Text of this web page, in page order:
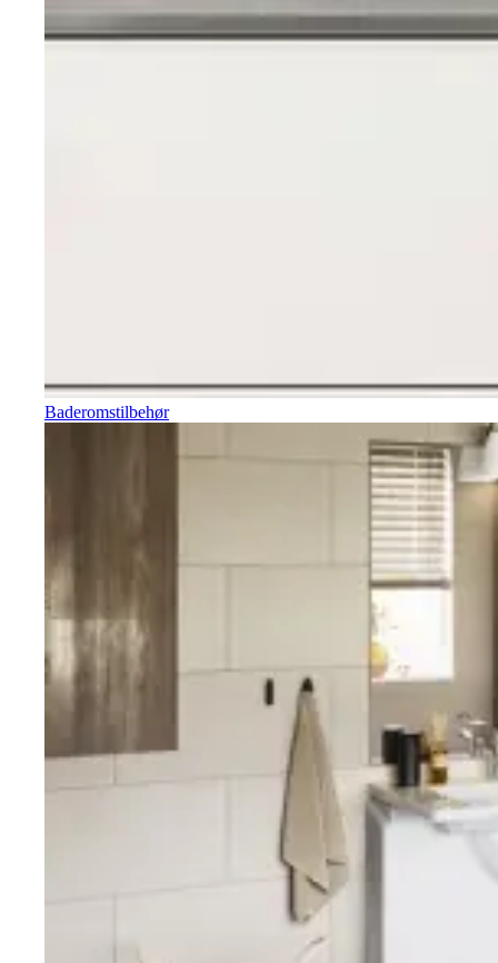
Baderomstilbehør